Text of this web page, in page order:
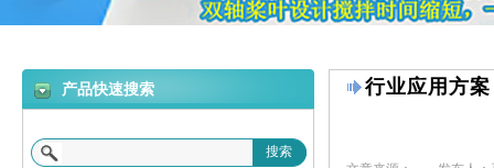
行业应用方案
产品快速搜索
搜索